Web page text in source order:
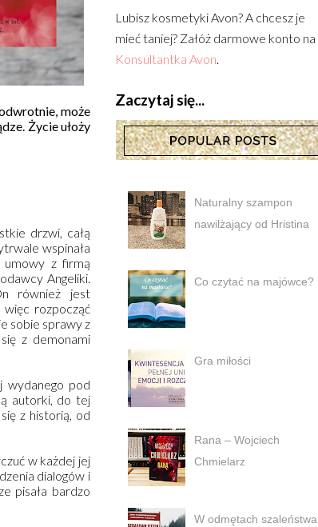
może
Życie ułoży
drzwi, całą
wspinała
umowy z firmą
Angeliki.
również jest
więc rozpocząć
sobie sprawy z
z demonami
wydanego pod
autorki, do tej
z historią, od
w każdej jej
dialogów i
pisała bardzo
Lubisz kosmetyki Avon? A chcesz je
mieć taniej? Załóż darmowe konto na
Konsultantka Avon.
Zaczytaj się...
Naturalny szampon
nawilżający od Hristina
Co czytać na majówce?
Gra miłości
Rana – Wojciech
Chmielarz
W odmętach szaleństwa